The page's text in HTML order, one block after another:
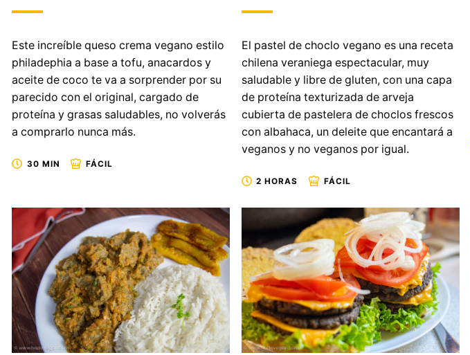
Este increíble queso crema vegano estilo
philadephia a base a tofu, anacardos y
aceite de coco te va a sorprender por su
parecido con el original, cargado de
proteína y grasas saludables, no volverás
a comprarlo nunca más.
30 MIN FÁCIL
El pastel de choclo vegano es una receta
chilena veraniega espectacular, muy
saludable y libre de gluten, con una capa
de proteína texturizada de arveja
cubierta de pastelera de choclos frescos
con albahaca, un deleite que encantará a
veganos y no veganos por igual.
2 HORAS FÁCIL